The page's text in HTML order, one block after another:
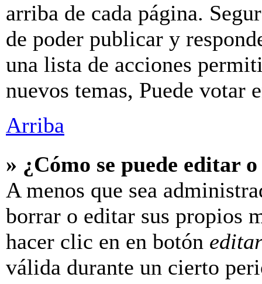
arriba de cada página.
de poder publicar y
una lista de acciones
nuevos temas, Puede votar
Arriba
» ¿Cómo se puede editar
A menos que sea
borrar o editar sus propios
hacer clic en en botón
válida durante un cierto